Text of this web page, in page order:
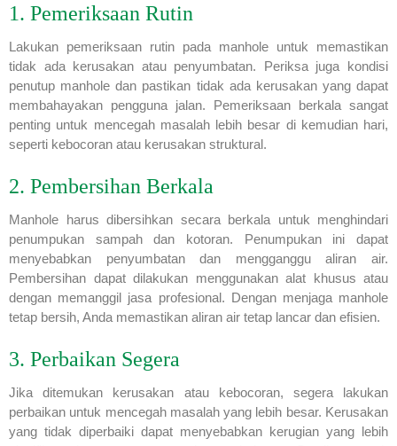
1. Pemeriksaan Rutin
Lakukan pemeriksaan rutin pada manhole untuk memastikan
tidak ada kerusakan atau penyumbatan. Periksa juga kondisi
penutup manhole dan pastikan tidak ada kerusakan yang dapat
membahayakan pengguna jalan. Pemeriksaan berkala sangat
penting untuk mencegah masalah lebih besar di kemudian hari,
seperti kebocoran atau kerusakan struktural.
2. Pembersihan Berkala
Manhole harus dibersihkan secara berkala untuk menghindari
penumpukan sampah dan kotoran. Penumpukan ini dapat
menyebabkan penyumbatan dan mengganggu aliran air.
Pembersihan dapat dilakukan menggunakan alat khusus atau
dengan memanggil jasa profesional. Dengan menjaga manhole
tetap bersih, Anda memastikan aliran air tetap lancar dan efisien.
3. Perbaikan Segera
Jika ditemukan kerusakan atau kebocoran, segera lakukan
perbaikan untuk mencegah masalah yang lebih besar. Kerusakan
yang tidak diperbaiki dapat menyebabkan kerugian yang lebih